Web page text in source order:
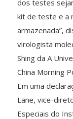
dos testes
kit de teste e a
armazenada”,
virologista
Shing da A
China Morning
Em uma
Lane, vice-
Especiais do